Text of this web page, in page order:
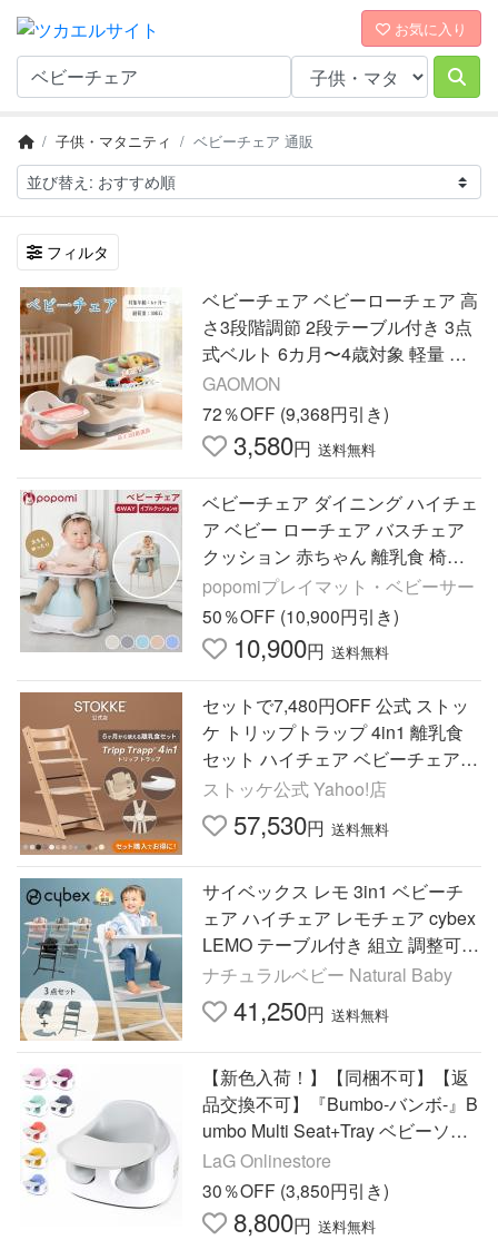
お気に入り
子供・マタニティ ベビーチェア 通販
フィルタ
ベビーチェア ベビーローチェア 高
さ3段階調節 2段テーブル付き 3点
式ベルト 6カ月〜4歳対象 軽量 持
ち便利 ダイニングチェア用 人気
出産祝い
GAOMON
72％OFF (9,368円引き)
3,580円 送料無料
ベビーチェア ダイニング ハイチェ
ア ベビー ローチェア バスチェア
クッション 赤ちゃん 離乳食 椅子
テーブルチェア popomi 爆買
popomiプレイマット・ベビーサー
50％OFF (10,900円引き)
10,900円 送料無料
セットで7,480円OFF 公式 ストッ
ケ トリップトラップ 4in1 離乳食
セット ハイチェア ベビーチェア S
TOKKE TRIPP TRAPP 7年保証
ストッケ公式 Yahoo!店
57,530円 送料無料
サイベックス レモ 3in1 ベビーチ
ェア ハイチェア レモチェア cybex
LEMO テーブル付き 組立 調整可能
正規品 北欧 赤ちゃん
ナチュラルベビー Natural Baby
41,250円 送料無料
【新色入荷！】【同梱不可】【返
品交換不可】『Bumbo-バンボ-』B
umbo Multi Seat+Tray ベビーソフ
ァ マルチシート ベビーチェアトレ
イ付き
LaG Onlinestore
30％OFF (3,850円引き)
8,800円 送料無料